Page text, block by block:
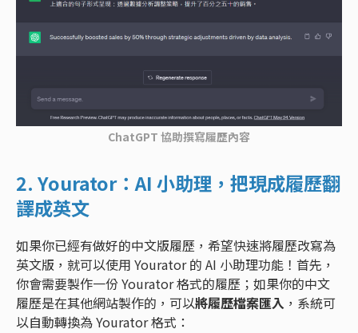
ChatGPT 協助撰寫履歷內容
2. Yourator：AI 小助理，把現成履歷翻
譯成英文
如果你已經有做好的中文版履歷，希望快速將履歷改寫為
英文版，就可以使用 Yourator 的 AI 小助理功能！首先，
你會需要製作一份 Yourator 格式的履歷；如果你的中文
履歷是在其他網站製作的，可以將履歷檔案匯入 ，系統可
以自動轉換為 Yourator 格式：